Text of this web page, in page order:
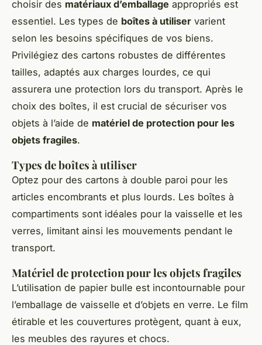
choisir des matériaux d’emballage appropriés est
essentiel. Les types de boîtes à utiliser varient
selon les besoins spécifiques de vos biens.
Privilégiez des cartons robustes de différentes
tailles, adaptés aux charges lourdes, ce qui
assurera une protection lors du transport. Après le
choix des boîtes, il est crucial de sécuriser vos
objets à l’aide de matériel de protection pour les
objets fragiles.
Types de boîtes à utiliser
Optez pour des cartons à double paroi pour les
articles encombrants et plus lourds. Les boîtes à
compartiments sont idéales pour la vaisselle et les
verres, limitant ainsi les mouvements pendant le
transport.
Matériel de protection pour les objets fragiles
L’utilisation de papier bulle est incontournable pour
l’emballage de vaisselle et d’objets en verre. Le film
étirable et les couvertures protègent, quant à eux,
les meubles des rayures et chocs.